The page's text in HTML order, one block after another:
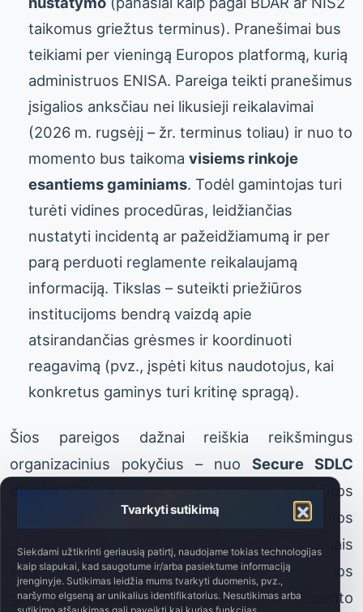
Tvarkyti sutikimą
Siekdami užtikrinti geriausią patirtį, naudojame tokias technologijas
kaip slapukai, kad saugotume ir/arba pasiektume informaciją
įrenginyje. Sutikimas leidžia mums tvarkyti duomenis, pvz.,
naršymo elgseną ar unikalius identifikatorius. Nesutikimas arba
taikomus griežtus terminus). Pranešimai bus
teikiami per vieningą Europos platformą, kurią
administruos ENISA. Pareiga teikti pranešimus
įsigalios anksčiau nei likusieji reikalavimai
(2026 m. rugsėjį – žr. terminus toliau) ir nuo to
momento bus taikomavisiems rinkoje
esantiems gaminiams. Todėl gamintojas turi
turėti vidines procedūras, leidžiančias
nustatyti incidentą ar pažeidžiamumą ir per
parą perduoti reglamente reikalaujamą
informaciją. Tikslas – suteikti priežiūros
institucijoms bendrą vaizdą apie
atsirandančias grėsmes ir koordinuoti
reagavimą (pvz., įspėti kitus naudotojus, kai
konkretus gaminys turi kritinę spragą).
Šios pareigos dažnai reiškia reikšmingus
organizacinius pokyčius – nuo Secure SDLC
diegimoR&D skyriuje, naujų produktų priežiūros
ir palaikymo politikų įvedimo iki papildomos
dokumentacijos ir darbuotojų mokymų. Mainais
įmonė įgyja didesnį užtikrintumą, kad jos
gaminys netaps pavojingo kibernetinio incidento